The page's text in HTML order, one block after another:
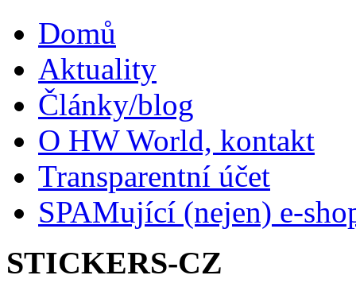
Domů
Aktuality
Články/blog
O HW World, kontakt
Transparentní účet
SPAMující (nejen) e-
STICKERS-CZ